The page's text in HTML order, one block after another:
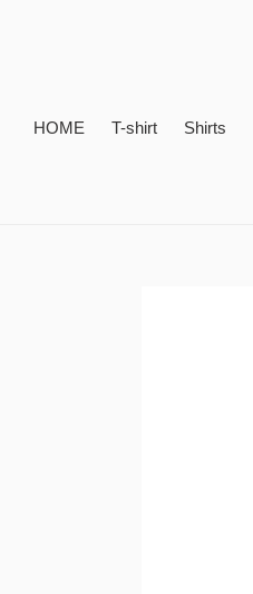
HOME T-shirt Shirts